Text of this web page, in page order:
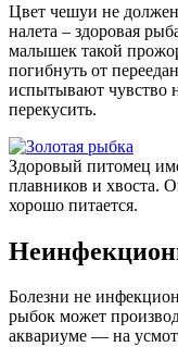
Цвет чешуи не должен
налета – здоровая
малышек такой
погибнуть от
испытывают чувство
перекусить.
Здоровый питомец
плавников и хвоста.
хорошо питается.
Болезни не
рыбок может
аквариуме — на